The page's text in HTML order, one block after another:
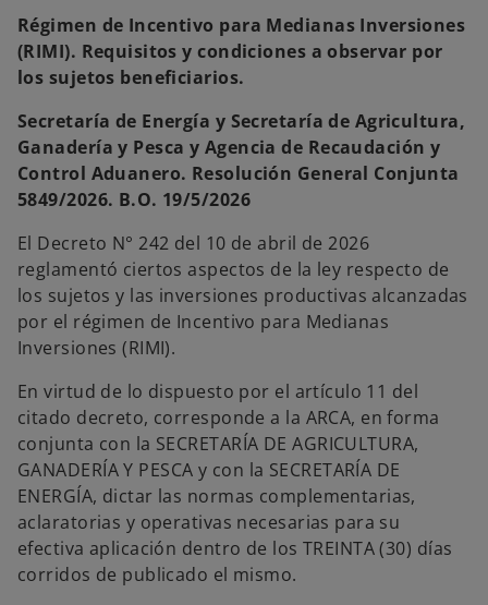
Régimen de Incentivo para Medianas Inversiones
(RIMI). Requisitos y condiciones a observar por
los sujetos beneficiarios.
Secretaría de Energía y Secretaría de Agricultura,
Ganadería y Pesca y Agencia de Recaudación y
Control Aduanero. Resolución General Conjunta
5849/2026. B.O. 19/5/2026
El Decreto N° 242 del 10 de abril de 2026
reglamentó ciertos aspectos de la ley respecto de
los sujetos y las inversiones productivas alcanzadas
por el régimen de Incentivo para Medianas
Inversiones (RIMI).
En virtud de lo dispuesto por el artículo 11 del
citado decreto, corresponde a la ARCA, en forma
conjunta con la SECRETARÍA DE AGRICULTURA,
GANADERÍA Y PESCA y con la SECRETARÍA DE
ENERGÍA, dictar las normas complementarias,
aclaratorias y operativas necesarias para su
efectiva aplicación dentro de los TREINTA (30) días
corridos de publicado el mismo.